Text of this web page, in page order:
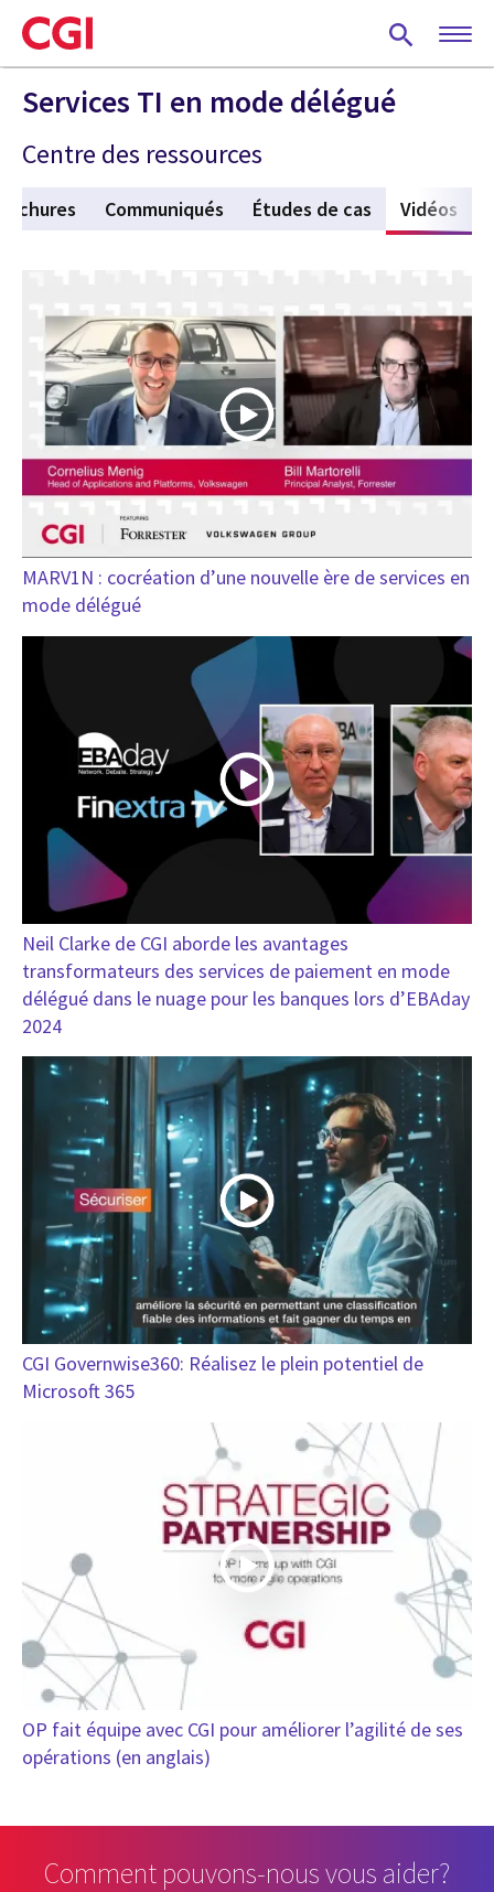
Skip
to
main
content
Services TI en mode délégué
Centre des ressources
Communiqués Études de cas Vidéos
MARV1N : cocréation d’une nouvelle ère de services en
mode délégué
Neil Clarke de CGI aborde les avantages
transformateurs des services de paiement en mode
délégué dans le nuage pour les banques lors d’EBAday
2024
CGI Governwise360: Réalisez le plein potentiel de
Microsoft 365
OP fait équipe avec CGI pour améliorer l’agilité de ses
opérations (en anglais)
Comment pouvons-nous vous aider?